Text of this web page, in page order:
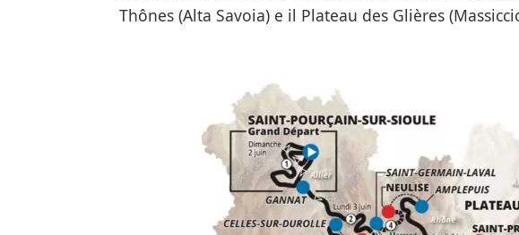
Thônes (Alta Savoia) e il Plateau des Glières